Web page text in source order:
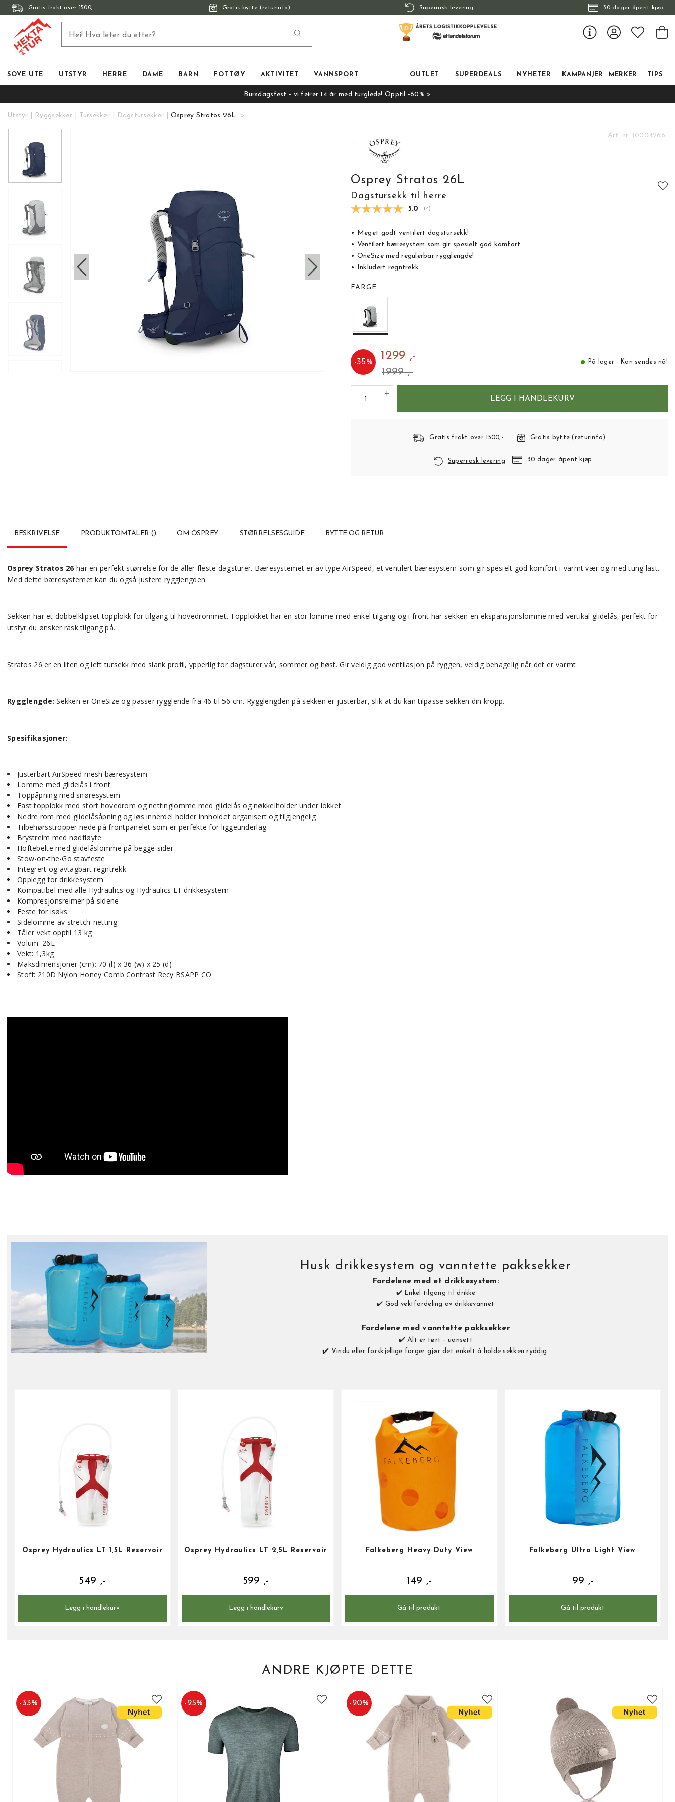
Gratis frakt over 1500,- Gratis bytte (returinfo) Superrask levering 30 dager åpent kjøp
SOVE UTE UTSTYR HERRE DAME BARN FOTTØY AKTIVITET VANNSPORT OUTLET SUPERDEALS NYHETER KAMPANJER MERKER TIPS
Bursdagsfest - vi feirer 14 år med turglede! Opptil -60% >
Utstyr Ryggsekker Tursekker Dagstursekker Osprey Stratos 26L
Art. nr. 10004266
Osprey Stratos 26L
Dagstursekk til herre
Gjennomsnittskarakter:
5.0 (stemmer:
4)
• Meget godt ventilert dagstursekk!
• Ventilert bæresystem som gir spesielt god komfort
• OneSize med regulerbar rygglengde!
• Inkludert regntrekk
FARGE
-35% 1299 ,-
1999 ,-
På lager - Kan sendes nå!
LEGG I HANDLEKURV
Gratis frakt over 1500,- Gratis bytte (returinfo)
Superrask levering 30 dager åpent kjøp
BESKRIVELSE PRODUKTOMTALER () OM OSPREY STØRRELSESGUIDE BYTTE OG RETUR
Osprey Stratos 26 har en perfekt størrelse for de aller fleste dagsturer. Bæresystemet er av type AirSpeed, et ventilert bæresystem som gir spesielt god komfort i varmt vær og med tung last.
Med dette bæresystemet kan du også justere rygglengden.
Sekken har et dobbelklipset topplokk for tilgang til hovedrommet. Topplokket har en stor lomme med enkel tilgang og i front har sekken en ekspansjonslomme med vertikal glidelås, perfekt for
utstyr du ønsker rask tilgang på.
Stratos 26 er en liten og lett tursekk med slank profil, ypperlig for dagsturer vår, sommer og høst. Gir veldig god ventilasjon på ryggen, veldig behagelig når det er varmt
Rygglengde:Sekken er OneSize og passer rygglende fra 46 til 56 cm. Rygglengden på sekken er justerbar, slik at du kan tilpasse sekken din kropp.
Spesifikasjoner:
Justerbart AirSpeed mesh bæresystem
Lomme med glidelås i front
Toppåpning med snøresystem
Fast topplokk med stort hovedrom og nettinglomme med glidelås og nøkkelholder under lokket
Nedre rom med glidelåsåpning og løs innerdel holder innholdet organisert og tilgjengelig
Tilbehørsstropper nede på frontpanelet som er perfekte for liggeunderlag
Brystreim med nødfløyte
Hoftebelte med glidelåslomme på begge sider
Stow-on-the-Go stavfeste
Integrert og avtagbart regntrekk
Opplegg for drikkesystem
Kompatibel med alle Hydraulics og Hydraulics LT drikkesystem
Kompresjonsreimer på sidene
Feste for isøks
Sidelomme av stretch-netting
Tåler vekt opptil 13 kg
Volum: 26L
Vekt: 1,3kg
Maksdimensjoner (cm): 70 (l) x 36 (w) x 25 (d)
Stoff: 210D Nylon Honey Comb Contrast Recy BSAPP CO
Husk drikkesystem og vanntette pakksekker
Fordelene med et drikkesystem:
✔️ Enkel tilgang til drikke
✔️ God vektfordeling av drikkevannet
Fordelene med vanntette pakksekker
✔️ Alt er tørt - uansett
✔️ Vindu eller forskjellige farger gjør det enkelt å holde sekken ryddig.
Osprey Hydraulics LT 1,5L Reservoir
549 ,-
Legg i handlekurv
Osprey Hydraulics LT 2,5L Reservoir
599 ,-
Legg i handlekurv
Falkeberg Heavy Duty View
149 ,-
Gå til produkt
Falkeberg Ultra Light View
99 ,-
Gå til produkt
ANDRE KJØPTE DETTE
-33% -25% -20%